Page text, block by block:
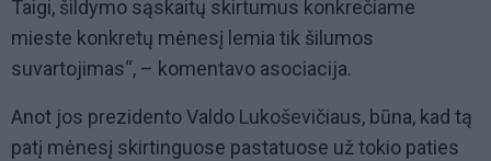
Taigi, šildymo sąskaitų skirtumus konkrečiame
mieste konkretų mėnesį lemia tik šilumos
suvartojimas“, – komentavo asociacija.
Anot jos prezidento Valdo Lukoševičiaus, būna, kad tą
patį mėnesį skirtinguose pastatuose už tokio paties